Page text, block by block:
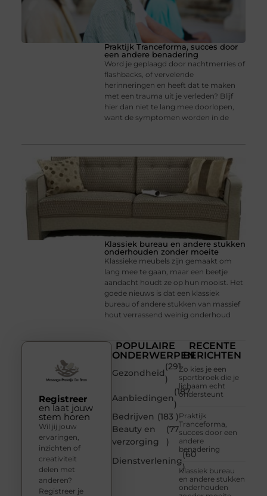
Praktijk Tranceforma, succes door
een andere benadering
Word je geplaagd door nachtmerries of
flashbacks, of vervelende
herinneringen en heeft dat te maken
met een trauma uit je verleden? Blijf
hier dan niet te lang mee doorlopen,
want de symptomen worden in de
Klassiek bureau en andere stukken
onderhouden zonder moeite
Klassieke meubels zijn gemaakt om
lang mee te gaan, maar een beetje
aandacht houdt ze op hun mooist. Het
goede nieuws is dat een klassiek
bureau of andere stukken van massief
hout verrassend weinig onderhoud
POPULAIRE
ONDERWERPEN
Gezondheid
(291
)
Aanbiedingen
(187
)
Bedrijven (183 )
Beauty en
verzorging
(77
)
Dienstverlening
(60
)
RECENTE
BERICHTEN
Zo kies je een
sportbroek die je
lichaam echt
ondersteunt
Praktijk
Tranceforma,
succes door een
andere
benadering
Klassiek bureau
en andere stukken
onderhouden
Registreer
en laat jouw
stem horen
Wil jij jouw
ervaringen,
inzichten of
creativiteit
delen met
anderen?
Registreer je